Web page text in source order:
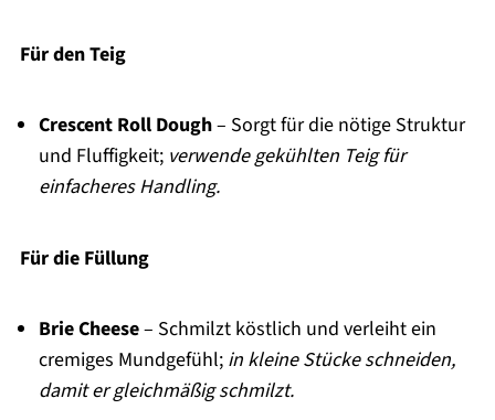
Für den Teig
Crescent Roll Dough– Sorgt für die nötige Struktur
und Fluffigkeit; verwende gekühlten Teig für
einfacheres Handling.
Für die Füllung
Brie Cheese– Schmilzt köstlich und verleiht ein
cremiges Mundgefühl; in kleine Stücke schneiden,
damit er gleichmäßig schmilzt.